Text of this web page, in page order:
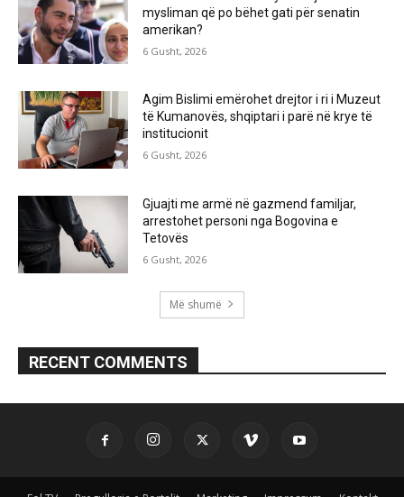
mysliman që po bëhet gati për senatin
amerikan?
6 Gusht, 2026
Agim Bislimi emërohet drejtor i ri i Muzeut
të Kumanovës, shqiptari i parë në krye të
institucionit
6 Gusht, 2026
Gjuajti me armë në gazmend familjar,
arrestohet personi nga Bogovina e
Tetovës
6 Gusht, 2026
Më shumë
RECENT COMMENTS